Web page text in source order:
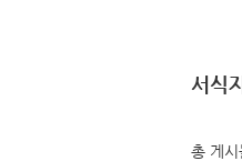
서식
총 게시